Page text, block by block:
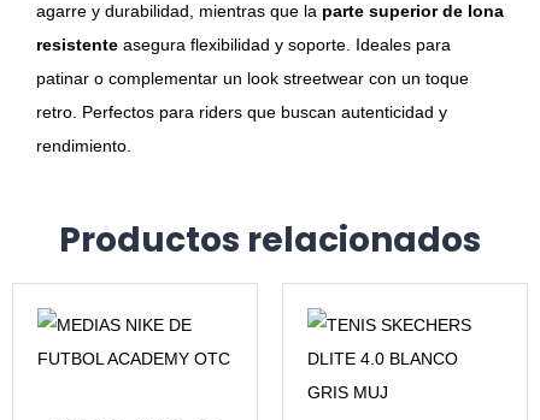
agarre y durabilidad, mientras que la parte superior de lona
resistente asegura flexibilidad y soporte. Ideales para
patinar o complementar un look streetwear con un toque
retro. Perfectos para riders que buscan autenticidad y
rendimiento.
Productos relacionados